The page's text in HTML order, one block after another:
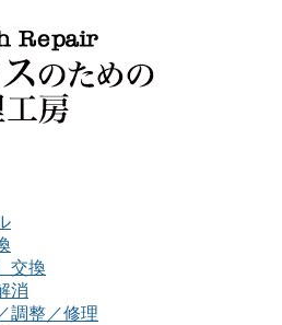
交換
消
調整／修理